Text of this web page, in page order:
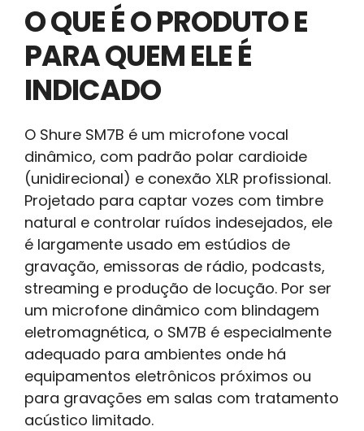
O QUE É O PRODUTO E
PARA QUEM ELE É
INDICADO
O Shure SM7B é um microfone vocal
dinâmico, com padrão polar cardioide
(unidirecional) e conexão XLR profissional.
Projetado para captar vozes com timbre
natural e controlar ruídos indesejados, ele
é largamente usado em estúdios de
gravação, emissoras de rádio, podcasts,
streaming e produção de locução. Por ser
um microfone dinâmico com blindagem
eletromagnética, o SM7B é especialmente
adequado para ambientes onde há
equipamentos eletrônicos próximos ou
para gravações em salas com tratamento
acústico limitado.